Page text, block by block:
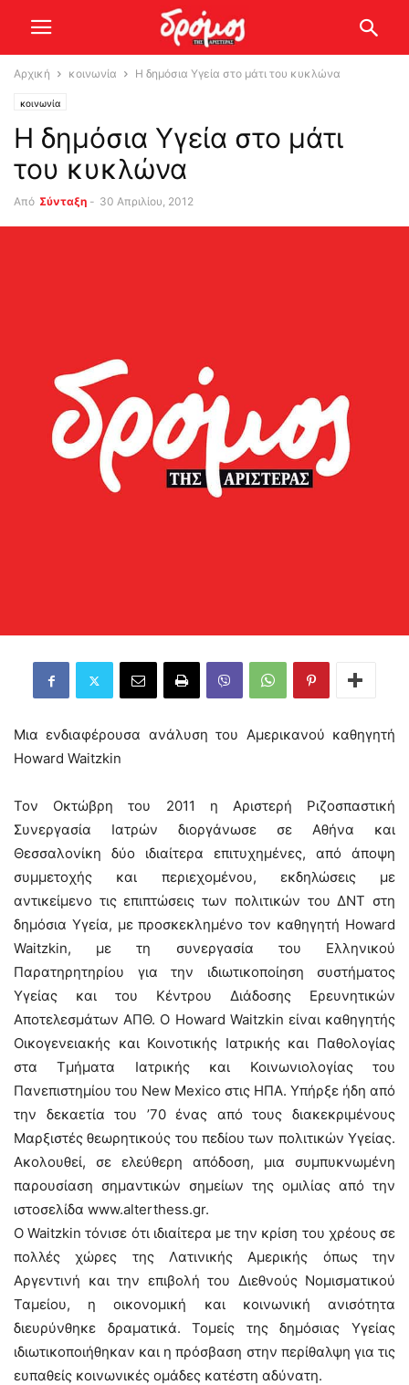
Αρχική κοινωνία Η δημόσια Υγεία στο μάτι του κυκλώνα
κοινωνία
Η δημόσια Υγεία στο μάτι
του κυκλώνα
Από Σύνταξη - 30 Απριλίου, 2012
Μια ενδιαφέρουσα ανάλυση του Αμερικανού καθηγητή
Howard Waitzkin
Τον Οκτώβρη του 2011 η Αριστερή Ριζοσπαστική
Συνεργασία Ιατρών διοργάνωσε σε Αθήνα και
Θεσσαλονίκη δύο ιδιαίτερα επιτυχημένες, από άποψη
συμμετοχής και περιεχομένου, εκδηλώσεις με
αντικείμενο τις επιπτώσεις των πολιτικών του ΔΝΤ στη
δημόσια Υγεία, με προσκεκλημένο τον καθηγητή Howard
Waitzkin, με τη συνεργασία του Ελληνικού
Παρατηρητηρίου για την ιδιωτικοποίηση συστήματος
Υγείας και του Κέντρου Διάδοσης Ερευνητικών
Αποτελεσμάτων ΑΠΘ. Ο Howard Waitzkin είναι καθηγητής
Οικογενειακής και Κοινοτικής Ιατρικής και Παθολογίας
στα Τμήματα Ιατρικής και Κοινωνιολογίας του
Πανεπιστημίου του New Mexico στις ΗΠΑ. Υπήρξε ήδη από
την δεκαετία του ’70 ένας από τους διακεκριμένους
Μαρξιστές θεωρητικούς του πεδίου των πολιτικών Υγείας.
Ακολουθεί, σε ελεύθερη απόδοση, μια συμπυκνωμένη
παρουσίαση σημαντικών σημείων της ομιλίας από την
ιστοσελίδα www.alterthess.gr.
Ο Waitzkin τόνισε ότι ιδιαίτερα με την κρίση του χρέους σε
πολλές χώρες της Λατινικής Αμερικής όπως την
Αργεντινή και την επιβολή του Διεθνούς Νομισματικού
Ταμείου, η οικονομική και κοινωνική ανισότητα
διευρύνθηκε δραματικά. Τομείς της δημόσιας Υγείας
ιδιωτικοποιήθηκαν και η πρόσβαση στην περίθαλψη για τις
ευπαθείς κοινωνικές ομάδες κατέστη αδύνατη.